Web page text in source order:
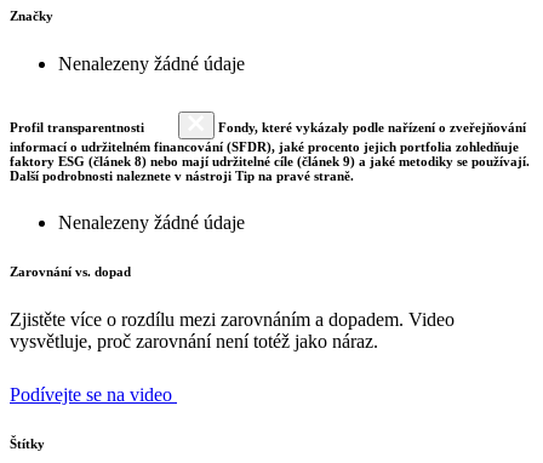
Značky
Nenalezeny žádné údaje
Profil transparentnosti
Fondy, které vykázaly podle nařízení o zveřejňování
informací o udržitelném financování (SFDR), jaké procento jejich portfolia zohledňuje
faktory ESG (článek 8) nebo mají udržitelné cíle (článek 9) a jaké metodiky se používají.
Další podrobnosti naleznete v nástroji Tip na pravé straně.
Nenalezeny žádné údaje
Zarovnání vs. dopad
Zjistěte více o rozdílu mezi zarovnáním a dopadem. Video
vysvětluje, proč zarovnání není totéž jako náraz.
Podívejte se na video
Štítky